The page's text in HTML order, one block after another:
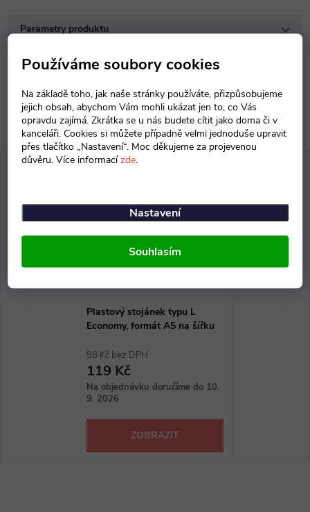
Používáme soubory cookies
Na základě toho, jak naše stránky používáte, přizpůsobujeme
jejich obsah, abychom Vám mohli ukázat jen to, co Vás
opravdu zajímá. Zkrátka se u nás budete cítit jako doma či v
kanceláři. Cookies si můžete případně velmi jednoduše upravit
přes tlačítko „Nastavení“. Moc děkujeme za projevenou
důvěru. Více informacízde.
Nastavení
Souhlasím
Parametry produktu
Diskuse
Plastový stojánek typu L
Economy, formát A5 na šířku
98 Kč bez DPH
119 Kč
Na objednávku doručíme do 10.
9. 2026
ZOBRAZIT